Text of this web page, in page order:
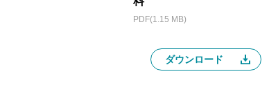
PDF(1.15 MB)
ダウンロード